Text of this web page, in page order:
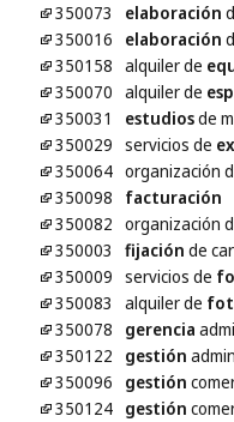
350073
elaboración
350016
elaboración
350158 alquiler de
350070 alquiler de
350031
estudiosde
350029 servicios de
350064 organización
350098
facturación
350082 organización
350003
fijación de
350009 servicios de
350083
alquiler de
350078
gerencia
350122
gestión
350096
gestión
350124 gestión